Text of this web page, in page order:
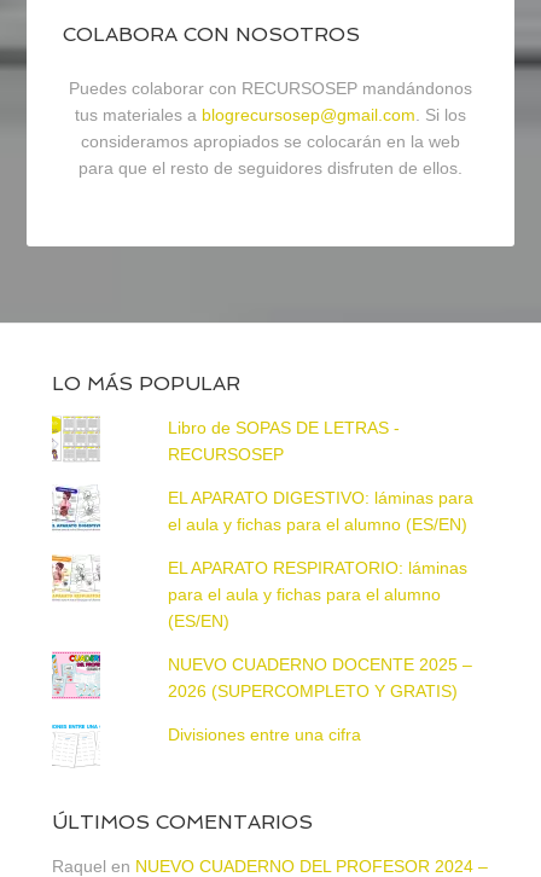
COLABORA CON NOSOTROS
Puedes colaborar con RECURSOSEP mandándonos
tus materiales a blogrecursosep@gmail.com. Si los
consideramos apropiados se colocarán en la web
para que el resto de seguidores disfruten de ellos.
LO MÁS POPULAR
Libro de SOPAS DE LETRAS -
RECURSOSEP
EL APARATO DIGESTIVO: láminas para
el aula y fichas para el alumno (ES/EN)
EL APARATO RESPIRATORIO: láminas
para el aula y fichas para el alumno
(ES/EN)
NUEVO CUADERNO DOCENTE 2025 –
2026 (SUPERCOMPLETO Y GRATIS)
Divisiones entre una cifra
ÚLTIMOS COMENTARIOS
Raquel en NUEVO CUADERNO DEL PROFESOR 2024 –